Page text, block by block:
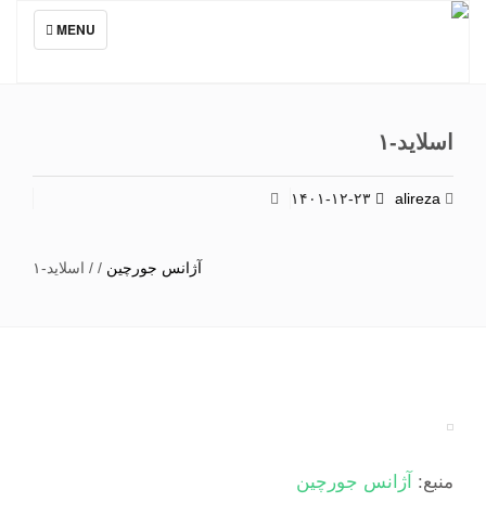
TOGGLE
NAVIGATION
MENU
اسلاید-۱
alireza
آژانس جورچین/
/اسلاید-۱
منبع:آژانس جورچین